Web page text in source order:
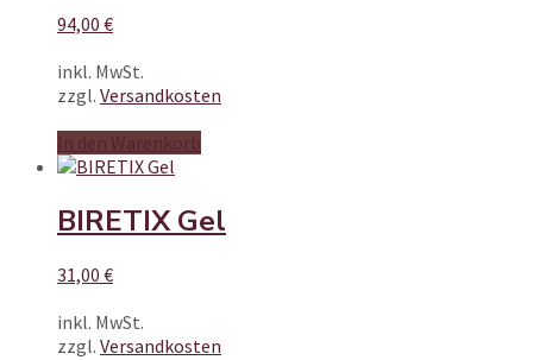
94,00 €
inkl. MwSt.
zzgl. Versandkosten
In den Warenkorb
BIRETIX Gel
31,00 €
inkl. MwSt.
zzgl. Versandkosten